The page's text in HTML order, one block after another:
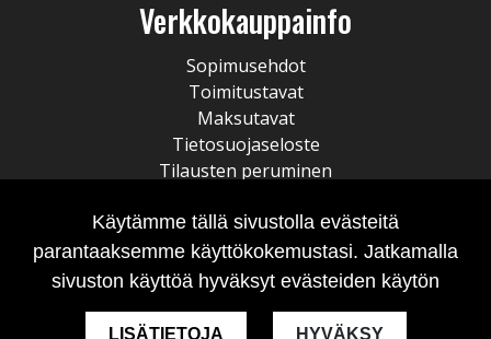
Verkkokauppainfo
Sopimusehdot
Toimitustavat
Maksutavat
Tietosuojaseloste
Tilausten peruminen
Käytämme tällä sivustolla evästeitä
parantaaksemme käyttökokemustasi. Jatkamalla
sivuston käyttöä hyväksyt evästeiden käytön
LISÄTIETOJA HYVÄKSY